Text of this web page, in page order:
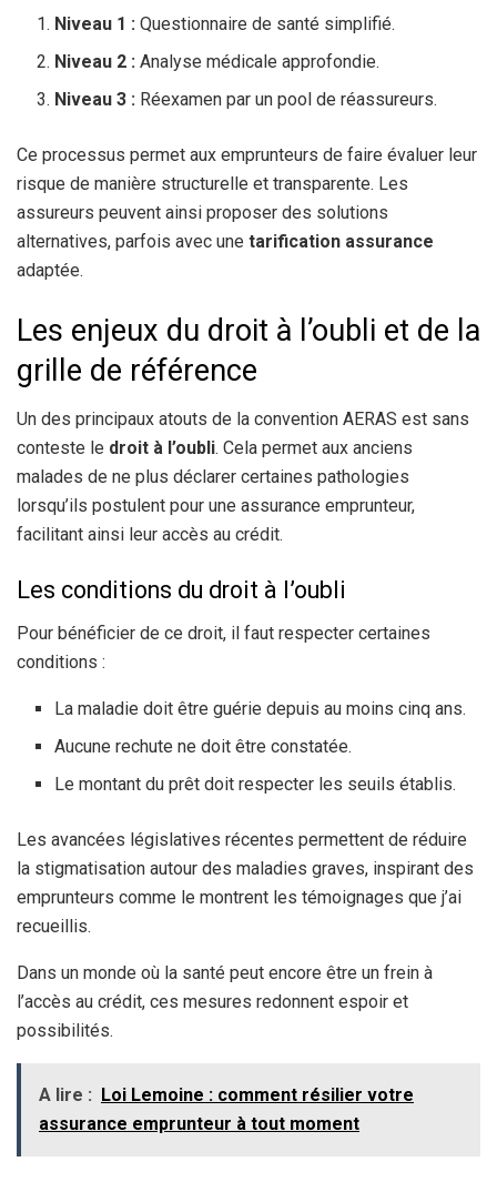
Niveau 1 : Questionnaire de santé simplifié.
Niveau 2 : Analyse médicale approfondie.
Niveau 3 : Réexamen par un pool de réassureurs.
Ce processus permet aux emprunteurs de faire évaluer leur
risque de manière structurelle et transparente. Les
assureurs peuvent ainsi proposer des solutions
alternatives, parfois avec une tarification assurance
adaptée.
Les enjeux du droit à l’oubli et de la
grille de référence
Un des principaux atouts de la convention AERAS est sans
conteste le droit à l’oubli. Cela permet aux anciens
malades de ne plus déclarer certaines pathologies
lorsqu’ils postulent pour une assurance emprunteur,
facilitant ainsi leur accès au crédit.
Les conditions du droit à l’oubli
Pour bénéficier de ce droit, il faut respecter certaines
conditions :
La maladie doit être guérie depuis au moins cinq ans.
Aucune rechute ne doit être constatée.
Le montant du prêt doit respecter les seuils établis.
Les avancées législatives récentes permettent de réduire
la stigmatisation autour des maladies graves, inspirant des
emprunteurs comme le montrent les témoignages que j’ai
recueillis.
Dans un monde où la santé peut encore être un frein à
l’accès au crédit, ces mesures redonnent espoir et
possibilités.
A lire : Loi Lemoine : comment résilier votre
assurance emprunteur à tout moment